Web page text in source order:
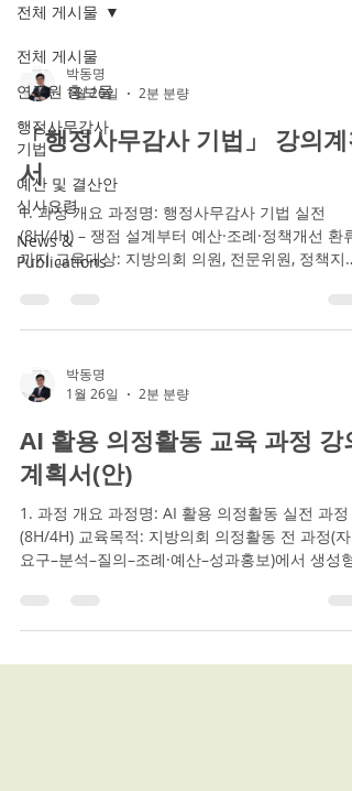
전체 게시물
연구원 홍보물
행정사무감사
기법
예산 및 결산안
심사요령
News &
Publications
전체 게시물
박동명
1월 26일
2분 분량
「행정사무감사 기법」 강의계
서
1. 과정 개요 과정명: 행정사무감사 기법 실전
(8H/4H) – 쟁점 설계부터 예산·조례·정책개선 환류
까지 교육대상: 지방의회 의원, 전문위원, 정책지원
계화하여 감사의 품질과 실효성을 높인다. 단편적
증·재질문 기법을 습득한다. 감사 결과가 현장 개선
으로 연결되도록 “감사→예산·조례·정책개선” 환류
가자는 다음을 수행할 수 있다. 감사 대상사업을 합
법성·예산·성과·운영·윤리/안전 프레임으로 분석하
여 쟁점을 도출한다. 목적에 맞는 자료요구서(요구
항목·형식·기간·근거·기한)를 설계한다. 질문 시나
오(사실확인→책임소재→개선대안)를 구성하고,
변 회피에 대응하는 재질문을 수행한다. 감사 결과
박동명
1월 26일
2분 분량
AI 활용 의정활동 교육 과정 강의
계획서(안)
1. 과정 개요 과정명: AI 활용 의정활동 실전 과정
(8H/4H) 교육목적: 지방의회 의정활동 전 과정(자
요구–분석–질의–조례·예산–성과홍보)에서 생성형
동시에 향상하도록 한다. 활용 도구: ChatGPT,